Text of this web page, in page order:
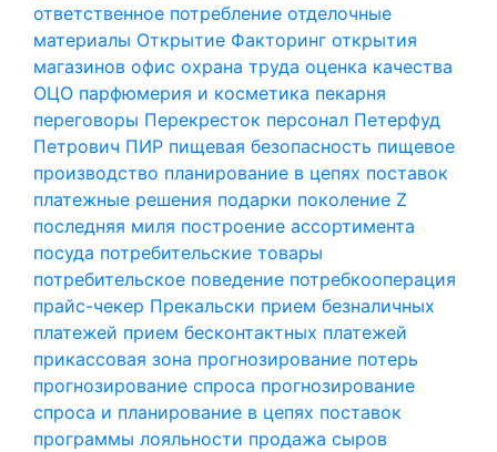
ответственное потребление отделочные
материалы Открытие Факторинг открытия
магазинов офис охрана труда оценка качества
ОЦО парфюмерия и косметика пекарня
переговоры Перекресток персонал Петерфуд
Петрович ПИР пищевая безопасность пищевое
производство планирование в цепях поставок
платежные решения подарки поколение Z
последняя миля построение ассортимента
посуда потребительские товары
потребительское поведение потребкооперация
прайс-чекер Прекальски прием безналичных
платежей прием бесконтактных платежей
прикассовая зона прогнозирование потерь
прогнозирование спроса прогнозирование
спроса и планирование в цепях поставок
программы лояльности продажа сыров